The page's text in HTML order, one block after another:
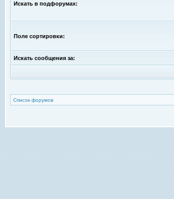
Искать в подфорумах:
Поле сортировки:
Искать сообщения за:
Список форумов